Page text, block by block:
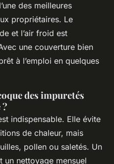
des meilleures
propriétaires. Le
et l’air froid est
une couverture bien
à l’emploi en quelques
des impuretés
indispensable. Elle évite
de chaleur, mais
pollen ou saletés. Un
un nettoyage mensuel